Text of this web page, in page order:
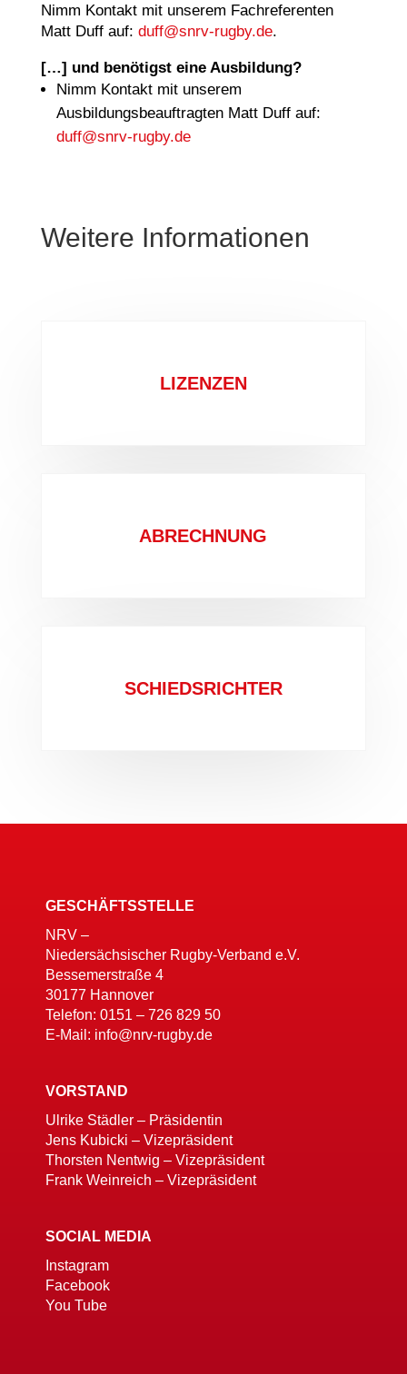
Nimm Kontakt mit unserem Fachreferenten
Matt Duff auf: duff@snrv-rugby.de.
[…] und benötigst eine Ausbildung?
Nimm Kontakt mit unserem
Ausbildungsbeauftragten Matt Duff auf:
duff@snrv-rugby.de
Weitere Informationen
LIZENZEN
ABRECHNUNG
SCHIEDSRICHTER
GESCHÄFTSSTELLE
NRV –
Niedersächsischer Rugby-Verband e.V.
Bessemerstraße 4
30177 Hannover
Telefon: 0151 – 726 829 50
E-Mail: info@nrv-rugby.de
VORSTAND
Ulrike Städler – Präsidentin
Jens Kubicki – Vizepräsident
Thorsten Nentwig – Vizepräsident
Frank Weinreich – Vizepräsident
SOCIAL MEDIA
Instagram
Facebook
You Tube